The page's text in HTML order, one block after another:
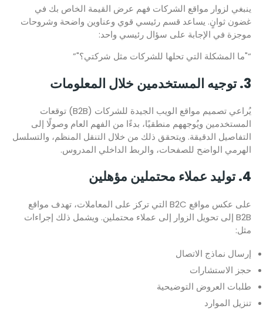
ينبغي لزوار مواقع الشركات فهم عرض القيمة الخاص بك في
غضون ثوانٍ. يساعد قسم رئيسي قوي وعناوين واضحة وشروحات
موجزة في الإجابة على سؤال رئيسي واحد:
“"ما المشكلة التي تحلها للشركات مثل شركتي؟"”
3. توجيه المستخدمين خلال المعلومات
يُراعي تصميم مواقع الويب الجيدة للشركات (B2B) توقعات
المستخدمين ويُوجههم منطقيًا، بدءًا من الفهم العام وصولًا إلى
التفاصيل الدقيقة. ويتحقق ذلك من خلال التنقل المنظم، والتسلسل
الهرمي الواضح للصفحات، والربط الداخلي المدروس.
4. توليد عملاء محتملين مؤهلين
على عكس مواقع B2C التي تركز على المعاملات، تهدف مواقع
B2B إلى تحويل الزوار إلى عملاء محتملين. ويشمل ذلك إجراءات
مثل:
إرسال نماذج الاتصال
حجز الاستشارات
طلبات العروض التوضيحية
تنزيل الموارد